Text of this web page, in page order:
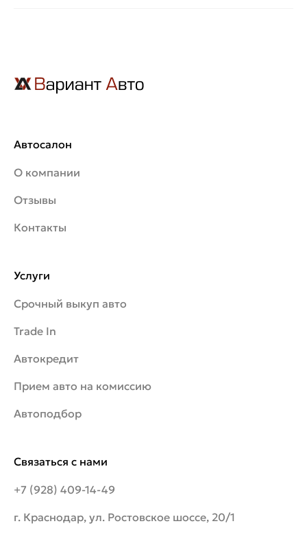
Автосалон
О компании
Отзывы
Контакты
Связаться с нами
+7 (928) 409-14-49
г. Краснодар, ул. Ростовское шоссе, 20/1
Услуги
Срочный выкуп авто
Trade In
Автокредит
Прием авто на комиссию
Автоподбор